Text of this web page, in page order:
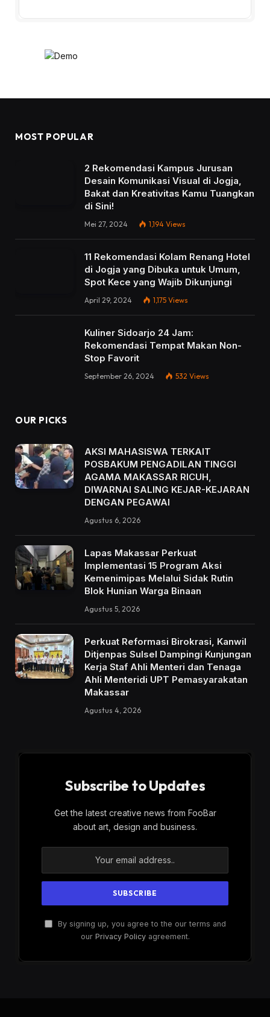
MOST POPULAR
2 Rekomendasi Kampus Jurusan
Desain Komunikasi Visual di Jogja,
Bakat dan Kreativitas Kamu Tuangkan
di Sini!
Mei 27, 2024 1,194 Views
11 Rekomendasi Kolam Renang Hotel
di Jogja yang Dibuka untuk Umum,
Spot Kece yang Wajib Dikunjungi
April 29, 2024 1,175 Views
Kuliner Sidoarjo 24 Jam:
Rekomendasi Tempat Makan Non-
Stop Favorit
September 26, 2024 532 Views
OUR PICKS
AKSI MAHASISWA TERKAIT
POSBAKUM PENGADILAN TINGGI
AGAMA MAKASSAR RICUH,
DIWARNAI SALING KEJAR-KEJARAN
DENGAN PEGAWAI
Agustus 6, 2026
Lapas Makassar Perkuat
Implementasi 15 Program Aksi
Kemenimipas Melalui Sidak Rutin
Blok Hunian Warga Binaan
Agustus 5, 2026
Perkuat Reformasi Birokrasi, Kanwil
Ditjenpas Sulsel Dampingi Kunjungan
Kerja Staf Ahli Menteri dan Tenaga
Ahli Menteridi UPT Pemasyarakatan
Makassar
Agustus 4, 2026
Subscribe to Updates
Get the latest creative news from FooBar
about art, design and business.
By signing up, you agree to the our terms and
our Privacy Policyagreement.